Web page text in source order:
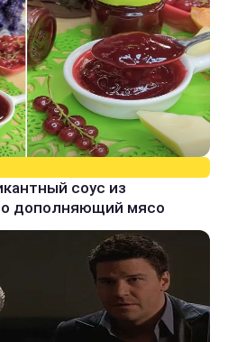
соус из
дополняющий мясо